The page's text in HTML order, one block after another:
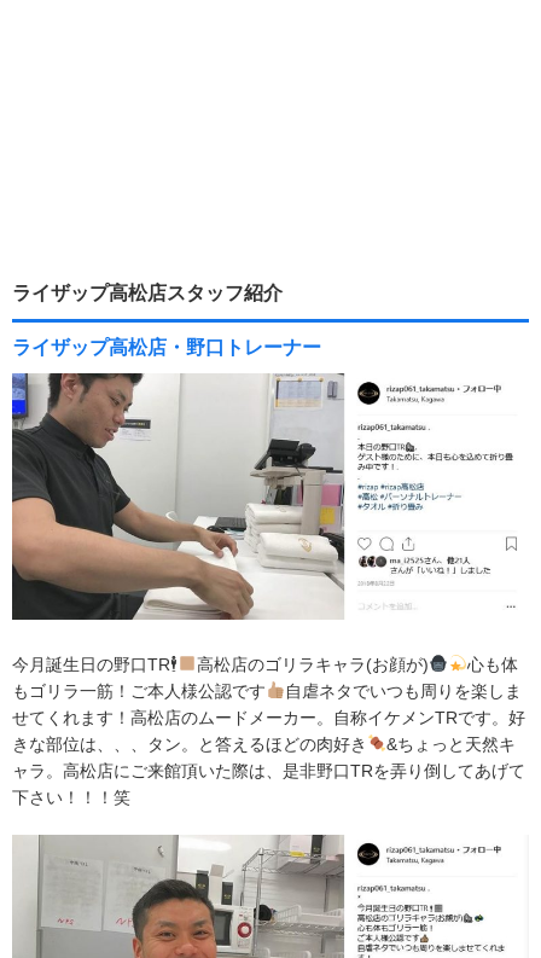
ライザップ高松店スタッフ紹介
ライザップ高松店・野口トレーナー
今月誕生日の野口TR🕴 高松店のゴリラキャラ(お顔が)
心も体
もゴリラ一筋！ご本人様公認です
自虐ネタでいつも周りを楽しま
せてくれます！高松店のムードメーカー。自称イケメンTRです。好
きな部位は、、、タン。と答えるほどの肉好き
&ちょっと天然キ
ャラ。高松店にご来館頂いた際は、是非野口TRを弄り倒してあげて
下さい！！！笑